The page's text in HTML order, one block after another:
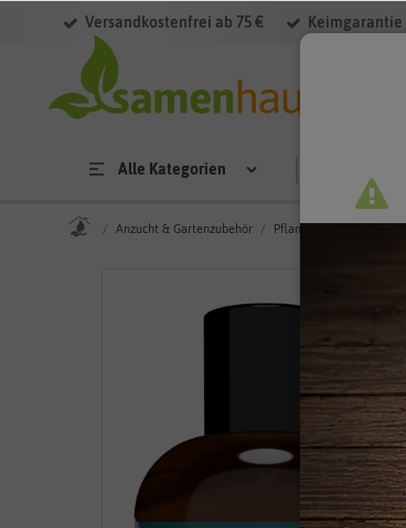
Versandkostenfrei ab 75 € Keimgarantie
Alle Kategorien
Anzucht & Gartenzubehör Pflanzenschutz & -pflege